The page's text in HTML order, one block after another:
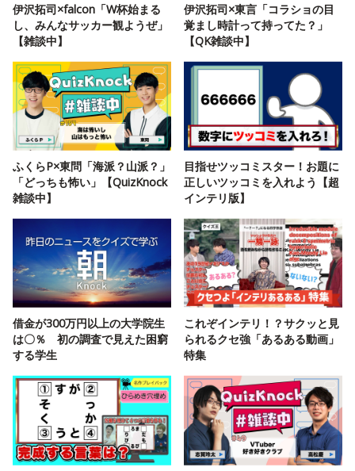
伊沢拓司×falcon「W杯始まる
し、みんなサッカー観ようぜ」
【雑談中】
伊沢拓司×東言「コラショの目
覚まし時計って持ってた？」
【QK雑談中】
ふくらP×東問「海派？山派？」
「どっちも怖い」【QuizKnock
雑談中】
目指せツッコミスター！お題に
正しいツッコミを入れよう【超
インテリ版】
借金が300万円以上の大学院生
は〇％ 初の調査で見えた困窮
する学生
これぞインテリ！？サクッと見
られるクセ強「あるある動画」
特集